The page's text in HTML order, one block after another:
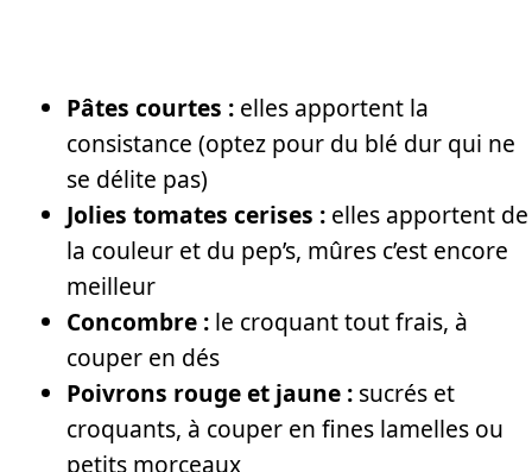
Pâtes courtes : elles apportent la
consistance (optez pour du blé dur qui ne
se délite pas)
Jolies tomates cerises : elles apportent de
la couleur et du pep’s, mûres c’est encore
meilleur
Concombre : le croquant tout frais, à
couper en dés
Poivrons rouge et jaune : sucrés et
croquants, à couper en fines lamelles ou
petits morceaux